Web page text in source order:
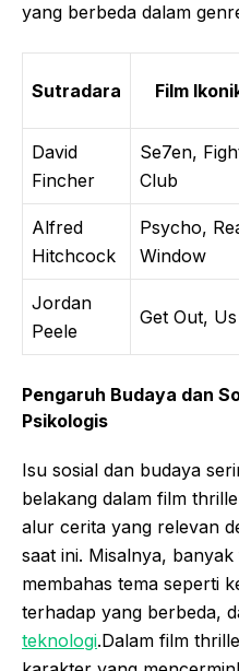
yang berbeda dalam
Sutradara Film
David
Fincher
Se7en,
Club
Alfred
Hitchcock
Psycho,
Window
Jordan
Peele
Get Out, Us
Pengaruh Budaya dan
Psikologis
Isu sosial dan budaya
belakang dalam film
alur cerita yang relevan
saat ini. Misalnya,
membahas tema seperti
terhadap yang berbeda,
teknologi.Dalam film